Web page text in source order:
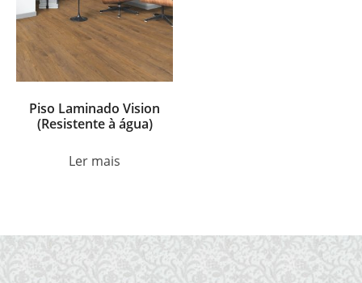
Piso Laminado Vision
(Resistente à água)
Ler mais